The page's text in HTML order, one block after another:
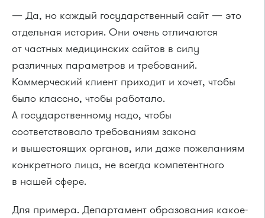
— Да, но каждый государственный сайт — это
отдельная история. Они очень отличаются
от частных медицинских сайтов в силу
различных параметров и требований.
Коммерческий клиент приходит и хочет, чтобы
было классно, чтобы работало.
А государственному надо, чтобы
соответствовало требованиям закона
и вышестоящих органов, или даже пожеланиям
конкретного лица, не всегда компетентного
в нашей сфере.
Для примера. Департамент образования какое-